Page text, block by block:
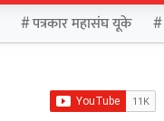
पत्रकार महासंघ यूके